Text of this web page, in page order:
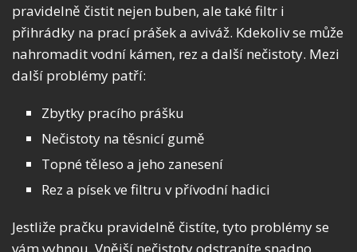
pravidelně čistit nejen buben, ale také filtr i
přihrádky na prací prášek a aviváž. Kdekoliv se může
nahromadit vodní kámen, rez a další nečistoty. Mezi
další problémy patří:
Zbytky pracího prášku
Nečistoty na těsnicí gumě
Topné těleso a jeho zanesení
Rez a písek ve filtru v přívodní hadici
Jestliže pračku pravidelně čistíte, tyto problémy se